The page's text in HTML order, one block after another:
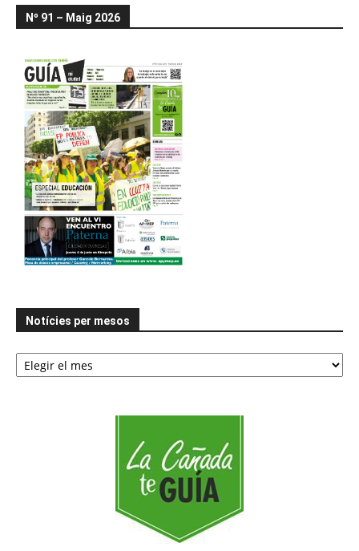
Nº 91 – Maig 2026
Notícies per mesos
Notícies
per